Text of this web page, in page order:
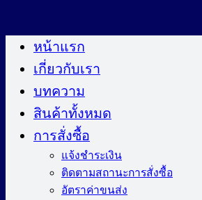
ไป
หน้าแรก
เกี่ยวกับเรา
บทความ
สินค้าทั้งหมด
การสั่งซื้อ
แจ้งชำระเงิน
ติดตามสถานะการสั่งซื้อ
อัตราค่าขนส่ง